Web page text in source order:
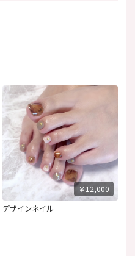
￥12,000
デザインネイル